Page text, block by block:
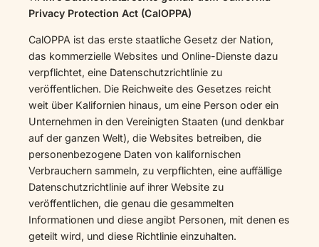
Privacy Protection Act (CalOPPA)
CalOPPA ist das erste staatliche Gesetz der Nation,
das kommerzielle Websites und Online-Dienste dazu
verpflichtet, eine Datenschutzrichtlinie zu
veröffentlichen. Die Reichweite des Gesetzes reicht
weit über Kalifornien hinaus, um eine Person oder ein
Unternehmen in den Vereinigten Staaten (und denkbar
auf der ganzen Welt), die Websites betreiben, die
personenbezogene Daten von kalifornischen
Verbrauchern sammeln, zu verpflichten, eine auffällige
Datenschutzrichtlinie auf ihrer Website zu
veröffentlichen, die genau die gesammelten
Informationen und diese angibt Personen, mit denen es
geteilt wird, und diese Richtlinie einzuhalten.